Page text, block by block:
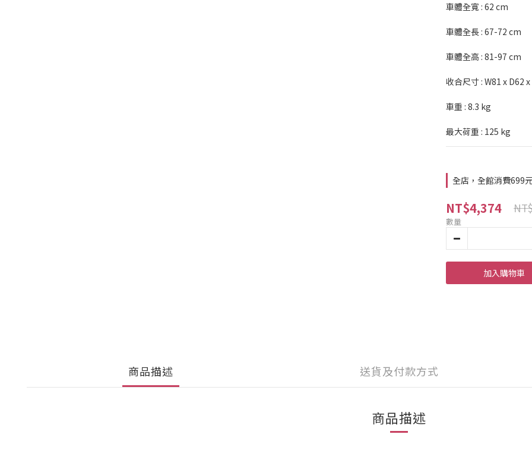
車體全寬 : 62 cm
車體全長 : 67-72 cm
車體全高 : 81-97 cm
收合尺寸 : W81 x D62
車重 : 8.3 kg
最大荷重 : 125 kg
全店，全館消費699
NT$4,374
數量
加入購物車
商品描述 送貨及付款方式
商品描述